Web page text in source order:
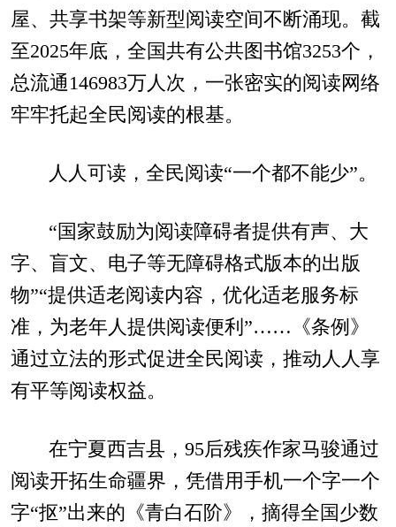
屋、共享书架等新型阅读空间不断涌现。截
至2025年底，全国共有公共图书馆3253个，
总流通146983万人次，一张密实的阅读网络
牢牢托起全民阅读的根基。
人人可读，全民阅读“一个都不能少”。
“国家鼓励为阅读障碍者提供有声、大
字、盲文、电子等无障碍格式版本的出版
物”“提供适老阅读内容，优化适老服务标
准，为老年人提供阅读便利”……《条例》
通过立法的形式促进全民阅读，推动人人享
有平等阅读权益。
在宁夏西吉县，95后残疾作家马骏通过
阅读开拓生命疆界，凭借用手机一个字一个
字“抠”出来的《青白石阶》，摘得全国少数